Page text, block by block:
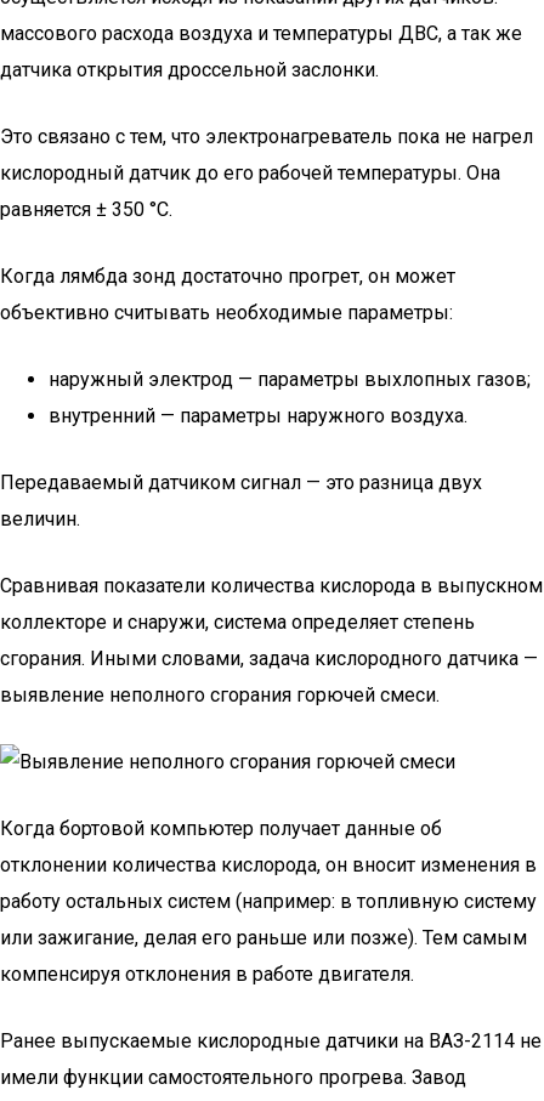
массового расхода воздуха и температуры ДВС, а так же
датчика открытия дроссельной заслонки.
Это связано с тем, что электронагреватель пока не нагрел
кислородный датчик до его рабочей температуры. Она
равняется ± 350 °C.
Когда лямбда зонд достаточно прогрет, он может
объективно считывать необходимые параметры:
наружный электрод — параметры выхлопных газов;
внутренний — параметры наружного воздуха.
Передаваемый датчиком сигнал — это разница двух
величин.
Сравнивая показатели количества кислорода в выпускном
коллекторе и снаружи, система определяет степень
сгорания. Иными словами, задача кислородного датчика —
выявление неполного сгорания горючей смеси.
Когда бортовой компьютер получает данные об
отклонении количества кислорода, он вносит изменения в
работу остальных систем (например: в топливную систему
или зажигание, делая его раньше или позже). Тем самым
компенсируя отклонения в работе двигателя.
Ранее выпускаемые кислородные датчики на ВАЗ-2114 не
имели функции самостоятельного прогрева. Завод